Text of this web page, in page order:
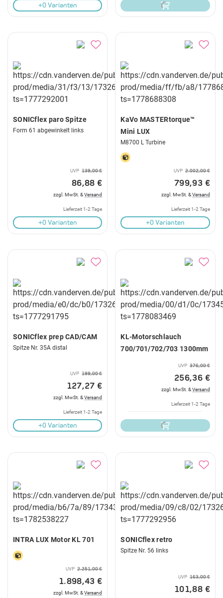
+0 Varianten
SONICflex paro Spitze
Form 61 abgewinkelt links
UVP 139,00 €
86,88 €
zzgl. MwSt. &Versand
Lieferzeit 1-2 Tage
+0 Varianten
KaVo MASTERtorque™
Mini LUX
M8700 L Turbine
UVP 2.002,00 €
799,93 €
zzgl. MwSt. &Versand
Lieferzeit 1-2 Tage
+0 Varianten
SONICflex prep CAD/CAM
Spitze Nr. 35A distal
UVP 199,00 €
127,27 €
zzgl. MwSt. &Versand
Lieferzeit 1-2 Tage
+0 Varianten
KL-Motorschlauch
700/701/702/703 1300mm
UVP 376,00 €
256,36 €
zzgl. MwSt. &Versand
Lieferzeit 1-2 Tage
INTRA LUX Motor KL 701
UVP 2.251,00 €
1.898,43 €
zzgl. MwSt. &Versand
SONICflex retro
Spitze Nr. 56 links
UVP 163,00 €
101,88 €